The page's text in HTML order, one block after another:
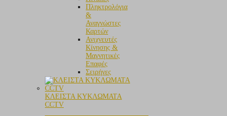
Πληκτρολόγια
&
Αναγνώστες
Καρτών
Ανιχνευτές
Κίνησης &
Μαγνητικές
Επαφές
Σειρήνες
ΚΛΕΙΣΤΑ ΚΥΚΛΩΜΑΤΑ
CCTV